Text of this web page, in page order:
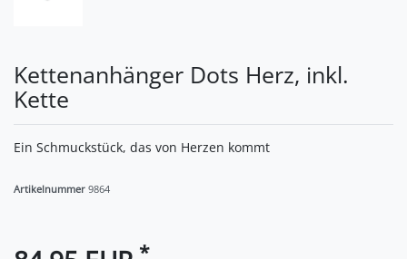
Kettenanhänger Dots Herz, inkl.
Kette
Ein Schmuckstück, das von Herzen kommt
Artikelnummer 9864
*